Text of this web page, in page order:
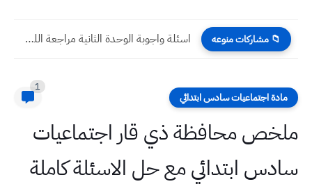
📁 مشاركات منوعه اسئلة واجوبة الوحدة الثانية مراجعة اللغة الانكليزية الصف السادس الاعدادي...
مادة اجتماعيات سادس ابتدائي
1
ملخص محافظة ذي قار اجتماعيات
سادس ابتدائي مع حل الاسئلة كاملة